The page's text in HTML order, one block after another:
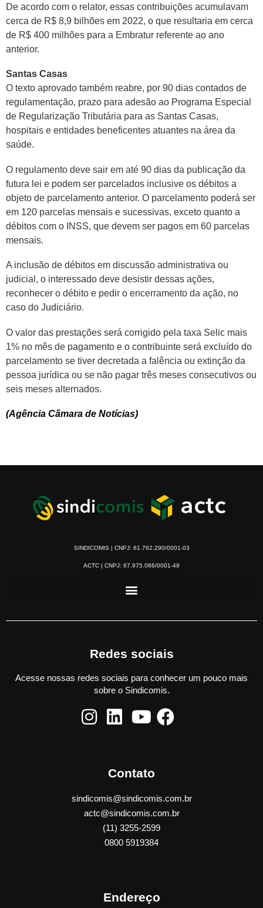
De acordo com o relator, essas contribuições acumulavam
cerca de R$ 8,9 bilhões em 2022, o que resultaria em cerca
de R$ 400 milhões para a Embratur referente ao ano
anterior.
Santas Casas
O texto aprovado também reabre, por 90 dias contados de
regulamentação, prazo para adesão ao Programa Especial
de Regularização Tributária para as Santas Casas,
hospitais e entidades beneficentes atuantes na área da
saúde.
O regulamento deve sair em até 90 dias da publicação da
futura lei e podem ser parcelados inclusive os débitos a
objeto de parcelamento anterior. O parcelamento poderá ser
em 120 parcelas mensais e sucessivas, exceto quanto a
débitos com o INSS, que devem ser pagos em 60 parcelas
mensais.
A inclusão de débitos em discussão administrativa ou
judicial, o interessado deve desistir dessas ações,
reconhecer o débito e pedir o encerramento da ação, no
caso do Judiciário.
O valor das prestações será corrigido pela taxa Selic mais
1% no mês de pagamento e o contribuinte será excluído do
parcelamento se tiver decretada a falência ou extinção da
pessoa jurídica ou se não pagar três meses consecutivos ou
seis meses alternados.
(Agência Câmara de Notícias)
SINDICOMIS | CNPJ: 61.762.290/0001-03
ACTC | CNPJ: 67.975.086/0001-49
Redes sociais
Acesse nossas redes sociais para conhecer um pouco mais
sobre o Sindicomis.
Contato
sindicomis@sindicomis.com.br
actc@sindicomis.com.br
(11) 3255-2599
0800 5919384
Endereço